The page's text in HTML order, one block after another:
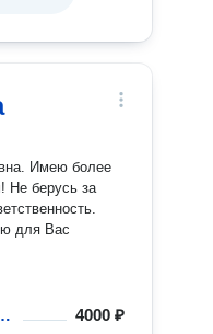
в учредительных документах 4000 ₽